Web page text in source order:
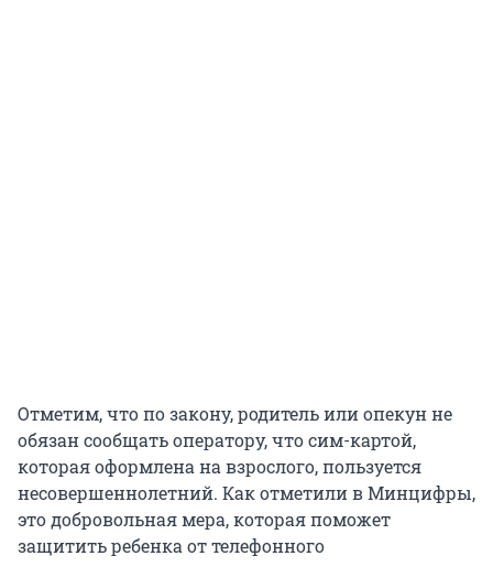
Отметим, что по закону, родитель или опекун не
обязан сообщать оператору, что сим-картой,
которая оформлена на взрослого, пользуется
несовершеннолетний. Как отметили в Минцифры,
это добровольная мера, которая поможет
защитить ребенка от телефонного